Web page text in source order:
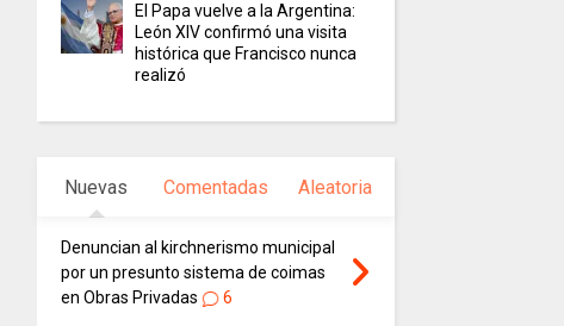
El Papa vuelve a la Argentina:
León XIV confirmó una visita
histórica que Francisco nunca
realizó
Nuevas Comentadas Aleatoria
Denuncian al kirchnerismo municipal
por un presunto sistema de coimas
en Obras Privadas
6